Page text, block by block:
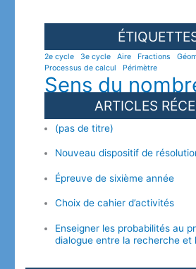
2e cycle 3e cycle Aire Fractions
Processus de calcul
Périmètre
Sens du
ARTICLES
(pas de titre)
Nouveau dispositif de
Épreuve de sixième année
Choix de cahier d’activités
Enseigner les probabilités au
dialogue entre la recherche et